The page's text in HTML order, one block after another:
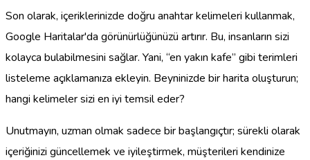
Son olarak, içeriklerinizde doğru anahtar kelimeleri kullanmak,
Google Haritalar'da görünürlüğünüzü artırır. Bu, insanların sizi
kolayca bulabilmesini sağlar. Yani, “en yakın kafe” gibi terimleri
listeleme açıklamanıza ekleyin. Beyninizde bir harita oluşturun;
hangi kelimeler sizi en iyi temsil eder?
Unutmayın, uzman olmak sadece bir başlangıçtır; sürekli olarak
içeriğinizi güncellemek ve iyileştirmek, müşterileri kendinize